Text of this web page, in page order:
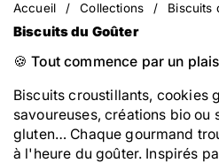
Accueil / Collections / Biscuits
Biscuits du Goûter
🍪Tout commence par un
Biscuits croustillants, cookies
savoureuses, créations bio ou
gluten… Chaque gourmand
à l'heure du goûter. Inspirés